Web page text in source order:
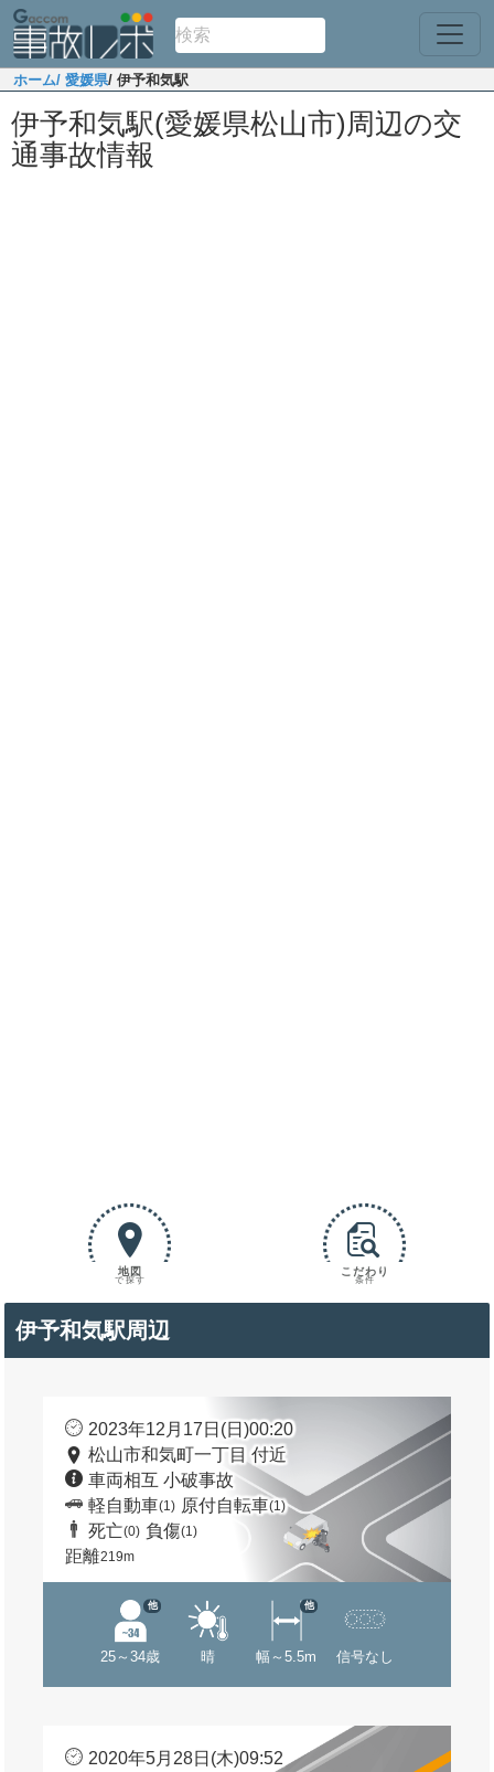
ホーム/ 愛媛県/ 伊予和気駅
伊予和気駅(愛媛県松山市)周辺の交
通事故情報
地図
で探す
こだわり
条件
伊予和気駅周辺
2023年12月17日(日)00:20
松山市和気町一丁目 付近
車両相互 小破事故
軽自動車(1) 原付自転車(1)
死亡(0) 負傷(1)
距離219m
25～34歳
他
晴 幅～5.5m
他
信号なし
2020年5月28日(木)09:52